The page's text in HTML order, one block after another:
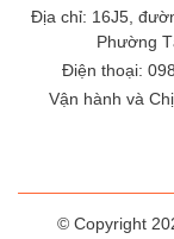
Địa chỉ: 16J5,
Phường
Điện thoại:
Vận hành và
© Copyright